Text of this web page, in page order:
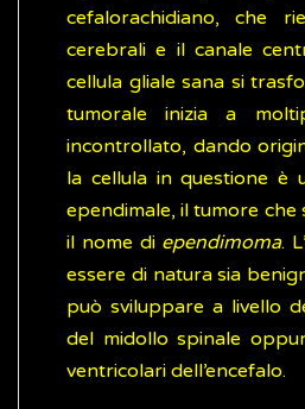
cefalorachidiano, che
cerebrali e il canale
cellula gliale sana si
tumorale inizia a
incontrollato, dando
la cellula in questione è
ependimale, il tumore che
il nome di ependimoma.
essere di natura sia
può sviluppare a livello
del midollo spinale
ventricolari dell’encefalo.